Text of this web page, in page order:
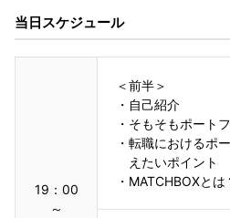
当日スケジュール
19：00
～
＜前半＞
・ 自己紹介
・ そもそもポート
・ 転職におけるポ
えたいポイント
・ MATCHBOXとは